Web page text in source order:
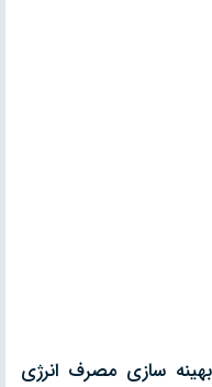
سازی مصرف انرژی